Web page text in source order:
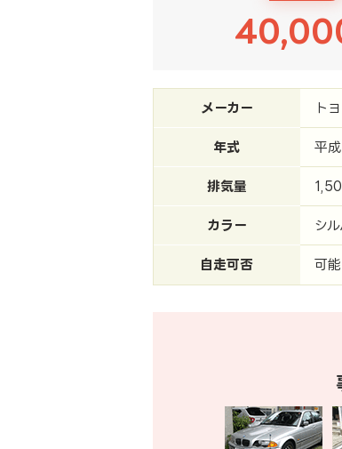
メーカー ト
年式 平
排気量
カラー シ
自走可否 可能